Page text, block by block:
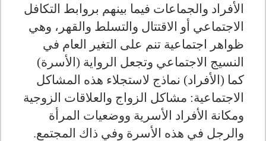
الأفراد والجماعات فيما بينهم بروابط التكافل
الاجتماعي أو الاقتتال والتسلط والقهر، وهي
ظواهر اجتماعية تنم على التغير العام في
النسيج الاجتماعي وتجعل الرواية (الأسرة)
كما (الأفراد) نماذج لاستجلاء هذه المشاكل
الاجتماعية: مشاكل الزواج والعلاقات الزوجية
ومكانة الأفراد الأسرية ووضعيات المرأة
والرجل في هذه الأسرة وفي ذاك المجتمع.